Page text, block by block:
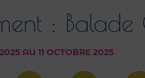
: Balade
AU 11 OCTOBRE 2025